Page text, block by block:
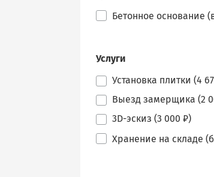
Бетонное основание
Услуги
Установка плитки (4
Выезд замерщика (2
3D-эскиз (3 000 ₽)
Хранение на складе